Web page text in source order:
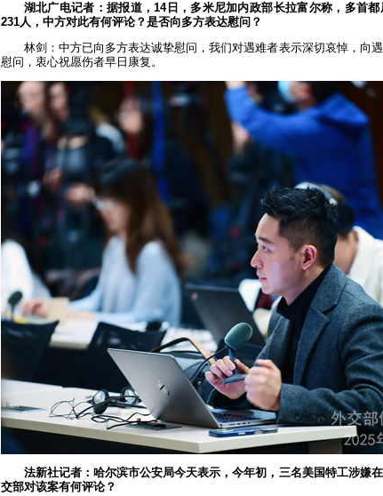
湖北广电记者：据报道，14日，多米尼加内政部长拉富尔称，多首
231人，中方对此有何评论？是否向多方表达慰问？
林剑：中方已向多方表达诚挚慰问，我们对遇难者表示深切哀悼，向
慰问，衷心祝愿伤者早日康复。
法新社记者：哈尔滨市公安局今天表示，今年初，三名美国特工涉嫌
交部对该案有何评论？